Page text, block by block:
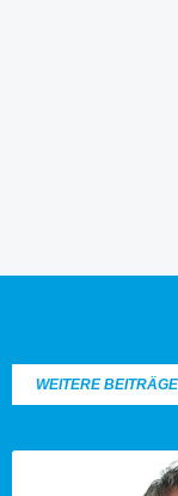
WEITERE BEITRÄGE